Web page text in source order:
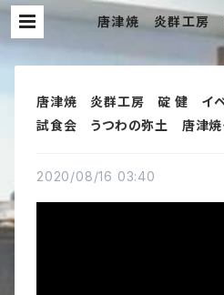
唐津焼 炎群工房
ト お刺身 豆皿
の弥土 唐津焼ぐい
い呑 | うつわの弥土
い呑み備前焼 ぐい飲
浜市
唐津焼 炎群工房 碇 健 イ
試食会 うつわの弥土 唐津焼
2020/08/16 03:40